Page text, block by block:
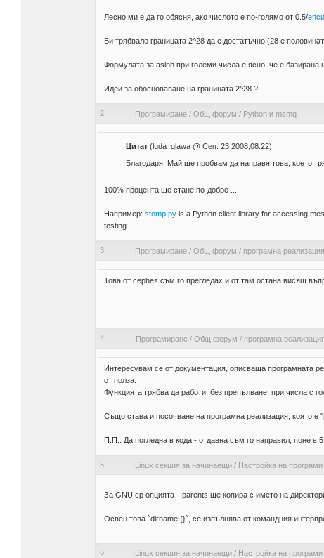
Лесно ми е да го обясня, ако числото е по-голямо от 0.5/
Би трябвало границата 2^28 да е достатъчно (28 е
Формулата за asinh при големи числа е ясно, че е
Идеи за обосноваване на границата 2^28 ?
2 Програмиране / Общ форум / Python и msmq
Цитат (luda_glawa @ Сеп. 23 2008,08:22)
Благодаря. Май ще пробвам да направя това, което
100% процента ще стане по-добре ...
Например: stomp.py is a Python client library for accessing
testing.
3 Програмиране / Общ форум / програмна
Това от cephes съм го прегледах и от там остана висящ
4 Програмиране / Общ форум / програмна
Интересувам се от документация, описваща програмната
от полза.
Функцията трябва да работи, без препълване, при числа с
Също става и посочване на програмна реализация, която е
П.П.: Да погледна в кода - отдавна съм го направил, поне в 5
5 Linux секция за начинаещи / Настройка на програми
За GNU cp опцията --parents ще копира с името на
Освен това `dirname {}`, се изпълнява от командния
6 Linux секция за начинаещи / Настройка на програми